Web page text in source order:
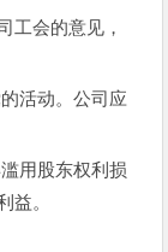
会的意见，
活动。公司应
用股东权利损
益。